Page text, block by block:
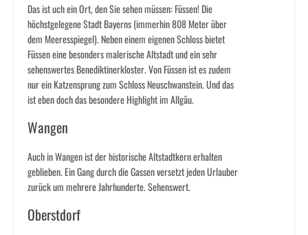
Das ist uch ein Ort, den Sie sehen müssen: Füssen! Die
höchstgelegene Stadt Bayerns (immerhin 808 Meter über
dem Meeresspiegel). Neben einem eigenen Schloss bietet
Füssen eine besonders malerische Altstadt und ein sehr
sehenswertes Benediktinerkloster. Von Füssen ist es zudem
nur ein Katzensprung zum Schloss Neuschwanstein. Und das
ist eben doch das besondere Highlight im Allgäu.
Wangen
Auch in Wangen ist der historische Altstadtkern erhalten
geblieben. Ein Gang durch die Gassen versetzt jeden Urlauber
zurück um mehrere Jahrhunderte. Sehenswert.
Oberstdorf